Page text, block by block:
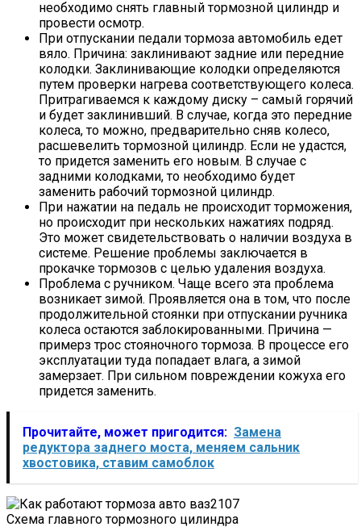
необходимо снять главный тормозной цилиндр и
провести осмотр.
При отпускании педали тормоза автомобиль едет
вяло. Причина: заклинивают задние или передние
колодки. Заклинивающие колодки определяются
путем проверки нагрева соответствующего колеса.
Притрагиваемся к каждому диску – самый горячий
и будет заклинивший. В случае, когда это передние
колеса, то можно, предварительно сняв колесо,
расшевелить тормозной цилиндр. Если не удастся,
то придется заменить его новым. В случае с
задними колодками, то необходимо будет
заменить рабочий тормозной цилиндр.
При нажатии на педаль не происходит торможения,
но происходит при нескольких нажатиях подряд.
Это может свидетельствовать о наличии воздуха в
системе. Решение проблемы заключается в
прокачке тормозов с целью удаления воздуха.
Проблема с ручником. Чаще всего эта проблема
возникает зимой. Проявляется она в том, что после
продолжительной стоянки при отпускании ручника
колеса остаются заблокированными. Причина —
примерз трос стояночного тормоза. В процессе его
эксплуатации туда попадает влага, а зимой
замерзает. При сильном повреждении кожуха его
придется заменить.
Прочитайте, может пригодится: Замена
редуктора заднего моста, меняем сальник
хвостовика, ставим самоблок
Схема главного тормозного цилиндра